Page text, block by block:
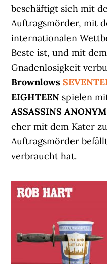
beschäftigt sich mit
Auftragsmörder, mit
internationalen
Beste ist, und mit
Gnadenlosigkeit
Brownlows
EIGHTEEN spielen
ASSASSINS
eher mit dem Kater
Auftragsmörder
verbraucht hat.